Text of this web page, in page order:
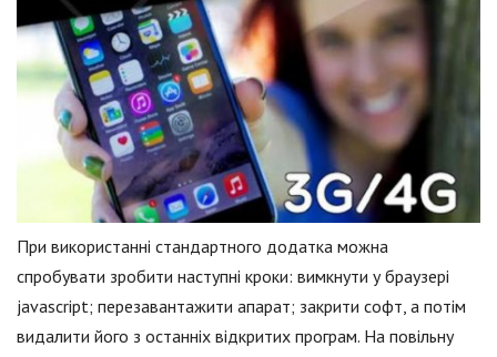
При використанні стандартного додатка можна
спробувати зробити наступні кроки: вимкнути у браузері
jаvascript; перезавантажити апарат; закрити софт, а потім
видалити його з останніх відкритих програм. На повільну